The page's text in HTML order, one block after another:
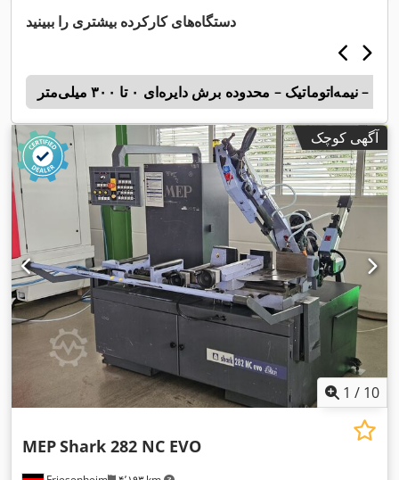
دستگاه‌های کارکرده بیشتری را ببینید
– نیمه‌اتوماتیک – محدوده برش دایره‌ای ۰ تا ۳۰۰ میلی‌متر
آگهی کوچک
1 / 10
MEPShark 282 NC EVO